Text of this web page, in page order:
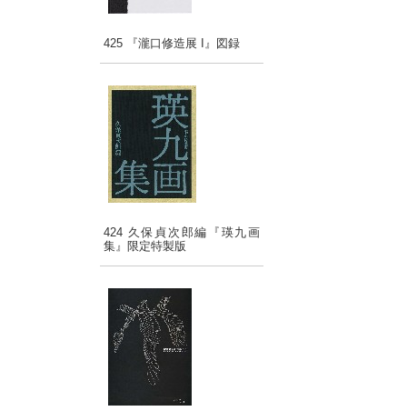
425 『瀧口修造展 I』図録
424 久保貞次郎編『瑛九画
集』限定特製版